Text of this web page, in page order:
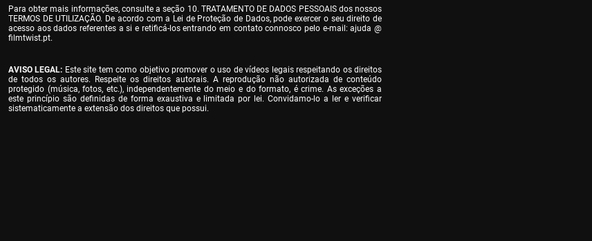
Para obter mais informações, consulte a seção 10. TRATAMENTO DE DADOS PESSOAIS dos nossos
TERMOS DE UTILIZAÇÃO. De acordo com a Lei de Proteção de Dados, pode exercer o seu direito de
acesso aos dados referentes a si e retificá-los entrando em contato connosco pelo e-mail: ajuda @
filmtwist.pt.
AVISO LEGAL: Este site tem como objetivo promover o uso de vídeos legais respeitando os direitos
de todos os autores. Respeite os direitos autorais. A reprodução não autorizada de conteúdo
protegido (música, fotos, etc.), independentemente do meio e do formato, é crime. As exceções a
este princípio são definidas de forma exaustiva e limitada por lei. Convidamo-lo a ler e verificar
sistematicamente a extensão dos direitos que possui.